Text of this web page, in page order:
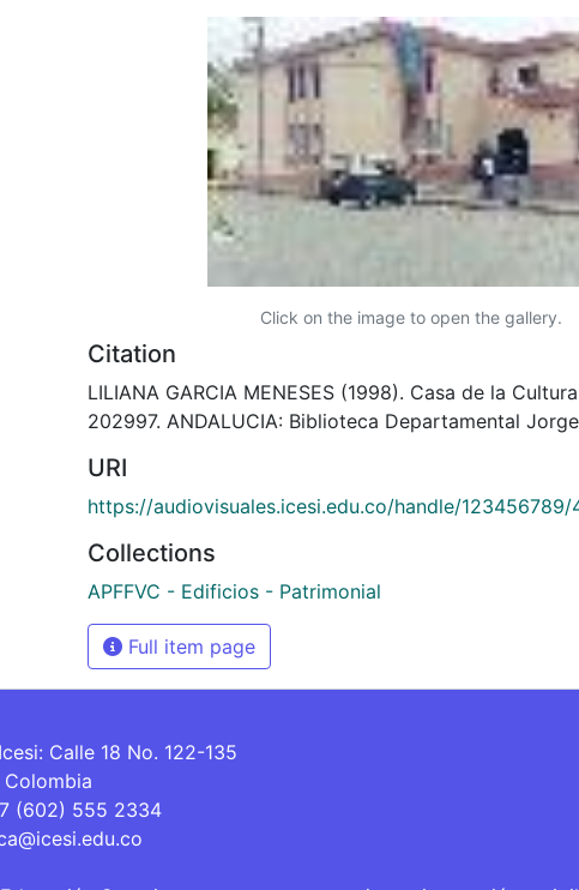
Click on the image to open the gallery.
Citation
LILIANA GARCIA MENESES (1998). Casa de la
202997. ANDALUCIA: Biblioteca Departamental
URI
https://audiovisuales.icesi.edu.co/handle/123456789/
Collections
APFFVC - Edificios - Patrimonial
Full item page
Calle 18 No. 122-135
Colombia
(602) 555 2334